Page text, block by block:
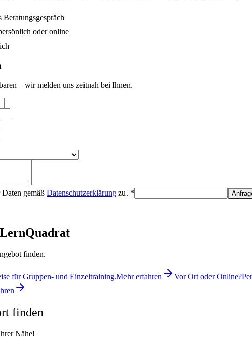
oder online
– wir melden uns zeitnah bei Ihnen.
gemäß Datenschutzerklärung zu. *
LernQuadrat
finden.
für Gruppen- und Einzeltraining.Mehr erfahren Vor Ort oder Online?
finden
Nähe!